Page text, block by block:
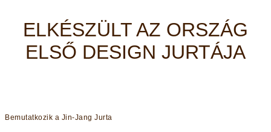
ELKÉSZÜLT AZ ORSZÁG
ELSŐ DESIGN JURTÁJA
Bemutatkozik a Jin-Jang Jurta